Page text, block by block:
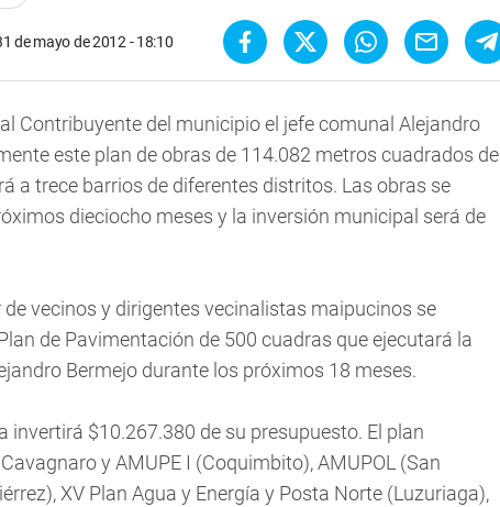
de mayo de 2012 - 18:10
Contribuyente del municipio el jefe comunal Alejandro
este plan de obras de 114.082 metros cuadrados de
a trece barrios de diferentes distritos. Las obras se
dieciocho meses y la inversión municipal será de
vecinos y dirigentes vecinalistas maipucinos se
de Pavimentación de 500 cuadras que ejecutará la
Bermejo durante los próximos 18 meses.
invertirá $10.267.380 de su presupuesto. El plan
y AMUPE I (Coquimbito), AMUPOL (San
XV Plan Agua y Energía y Posta Norte (Luzuriaga),